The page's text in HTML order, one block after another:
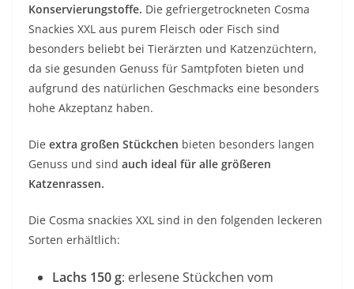
Konservierungstoffe. Die gefriergetrockneten Cosma
Snackies XXL aus purem Fleisch oder Fisch sind
besonders beliebt bei Tierärzten und Katzenzüchtern,
da sie gesunden Genuss für Samtpfoten bieten und
aufgrund des natürlichen Geschmacks eine besonders
hohe Akzeptanz haben.
Die extra großen Stückchen bieten besonders langen
Genuss und sind auch ideal für alle größeren
Katzenrassen.
Die Cosma snackies XXL sind in den folgenden leckeren
Sorten erhältlich:
Lachs 150 g: erlesene Stückchen vom